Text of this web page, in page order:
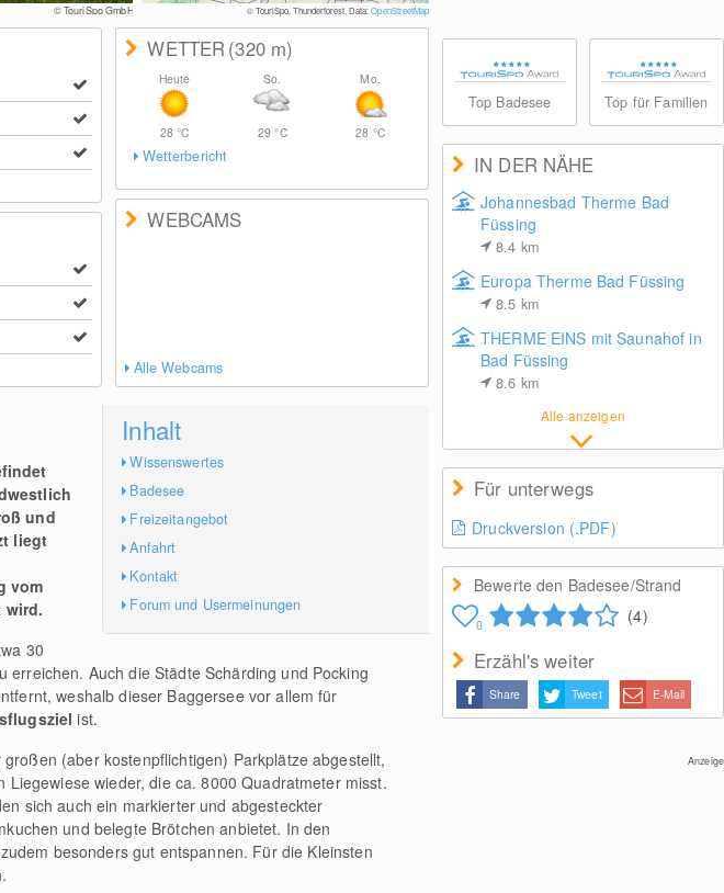
© TouriSpo GmbH © TouriSpo, Thunderforest, Data:OpenStreetMap
Top Badesee Top für Familien
IN DER NÄHE
Johannesbad Therme Bad
Füssing
8.4 km
Europa Therme Bad Füssing
8.5 km
THERME EINS mit Saunahof in
Bad Füssing
8.6 km
Alle anzeigen
Für unterwegs
Druckversion (.PDF)
Bewerte den Badesee/Strand
0 (4)
Erzähl's weiter
Share Tweet E-Mail
Anzeige
WETTER(320 m)
Heute
28°C
So.
29°C
Mo.
28 °C
Wetterbericht
WEBCAMS
Alle Webcams
Inhalt
Wissenswertes
Badesee
Freizeitangebot
Anfahrt
Kontakt
Forum und Usermeinungen
und
liegt
vom
wird.
30
erreichen. Auch die Städte Schärding und Pocking
weshalb dieser Baggersee vor allem für
ist.
(aber kostenpflichtigen) Parkplätze abgestellt,
Liegewiese wieder, die ca. 8000 Quadratmeter misst.
sich auch ein markierter und abgesteckter
und belegte Brötchen anbietet. In den
besonders gut entspannen. Für die Kleinsten